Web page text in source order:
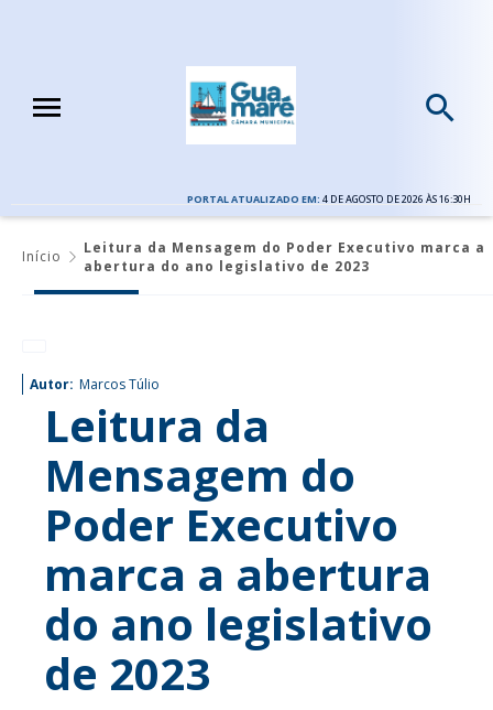
PORTAL ATUALIZADO EM: 4 DE AGOSTO DE 2026 ÀS 16:30H
Início
Leitura da Mensagem do Poder Executivo marca a
abertura do ano legislativo de 2023
Autor: Marcos Túlio
Leitura da
Mensagem do
Poder Executivo
marca a abertura
do ano legislativo
de 2023